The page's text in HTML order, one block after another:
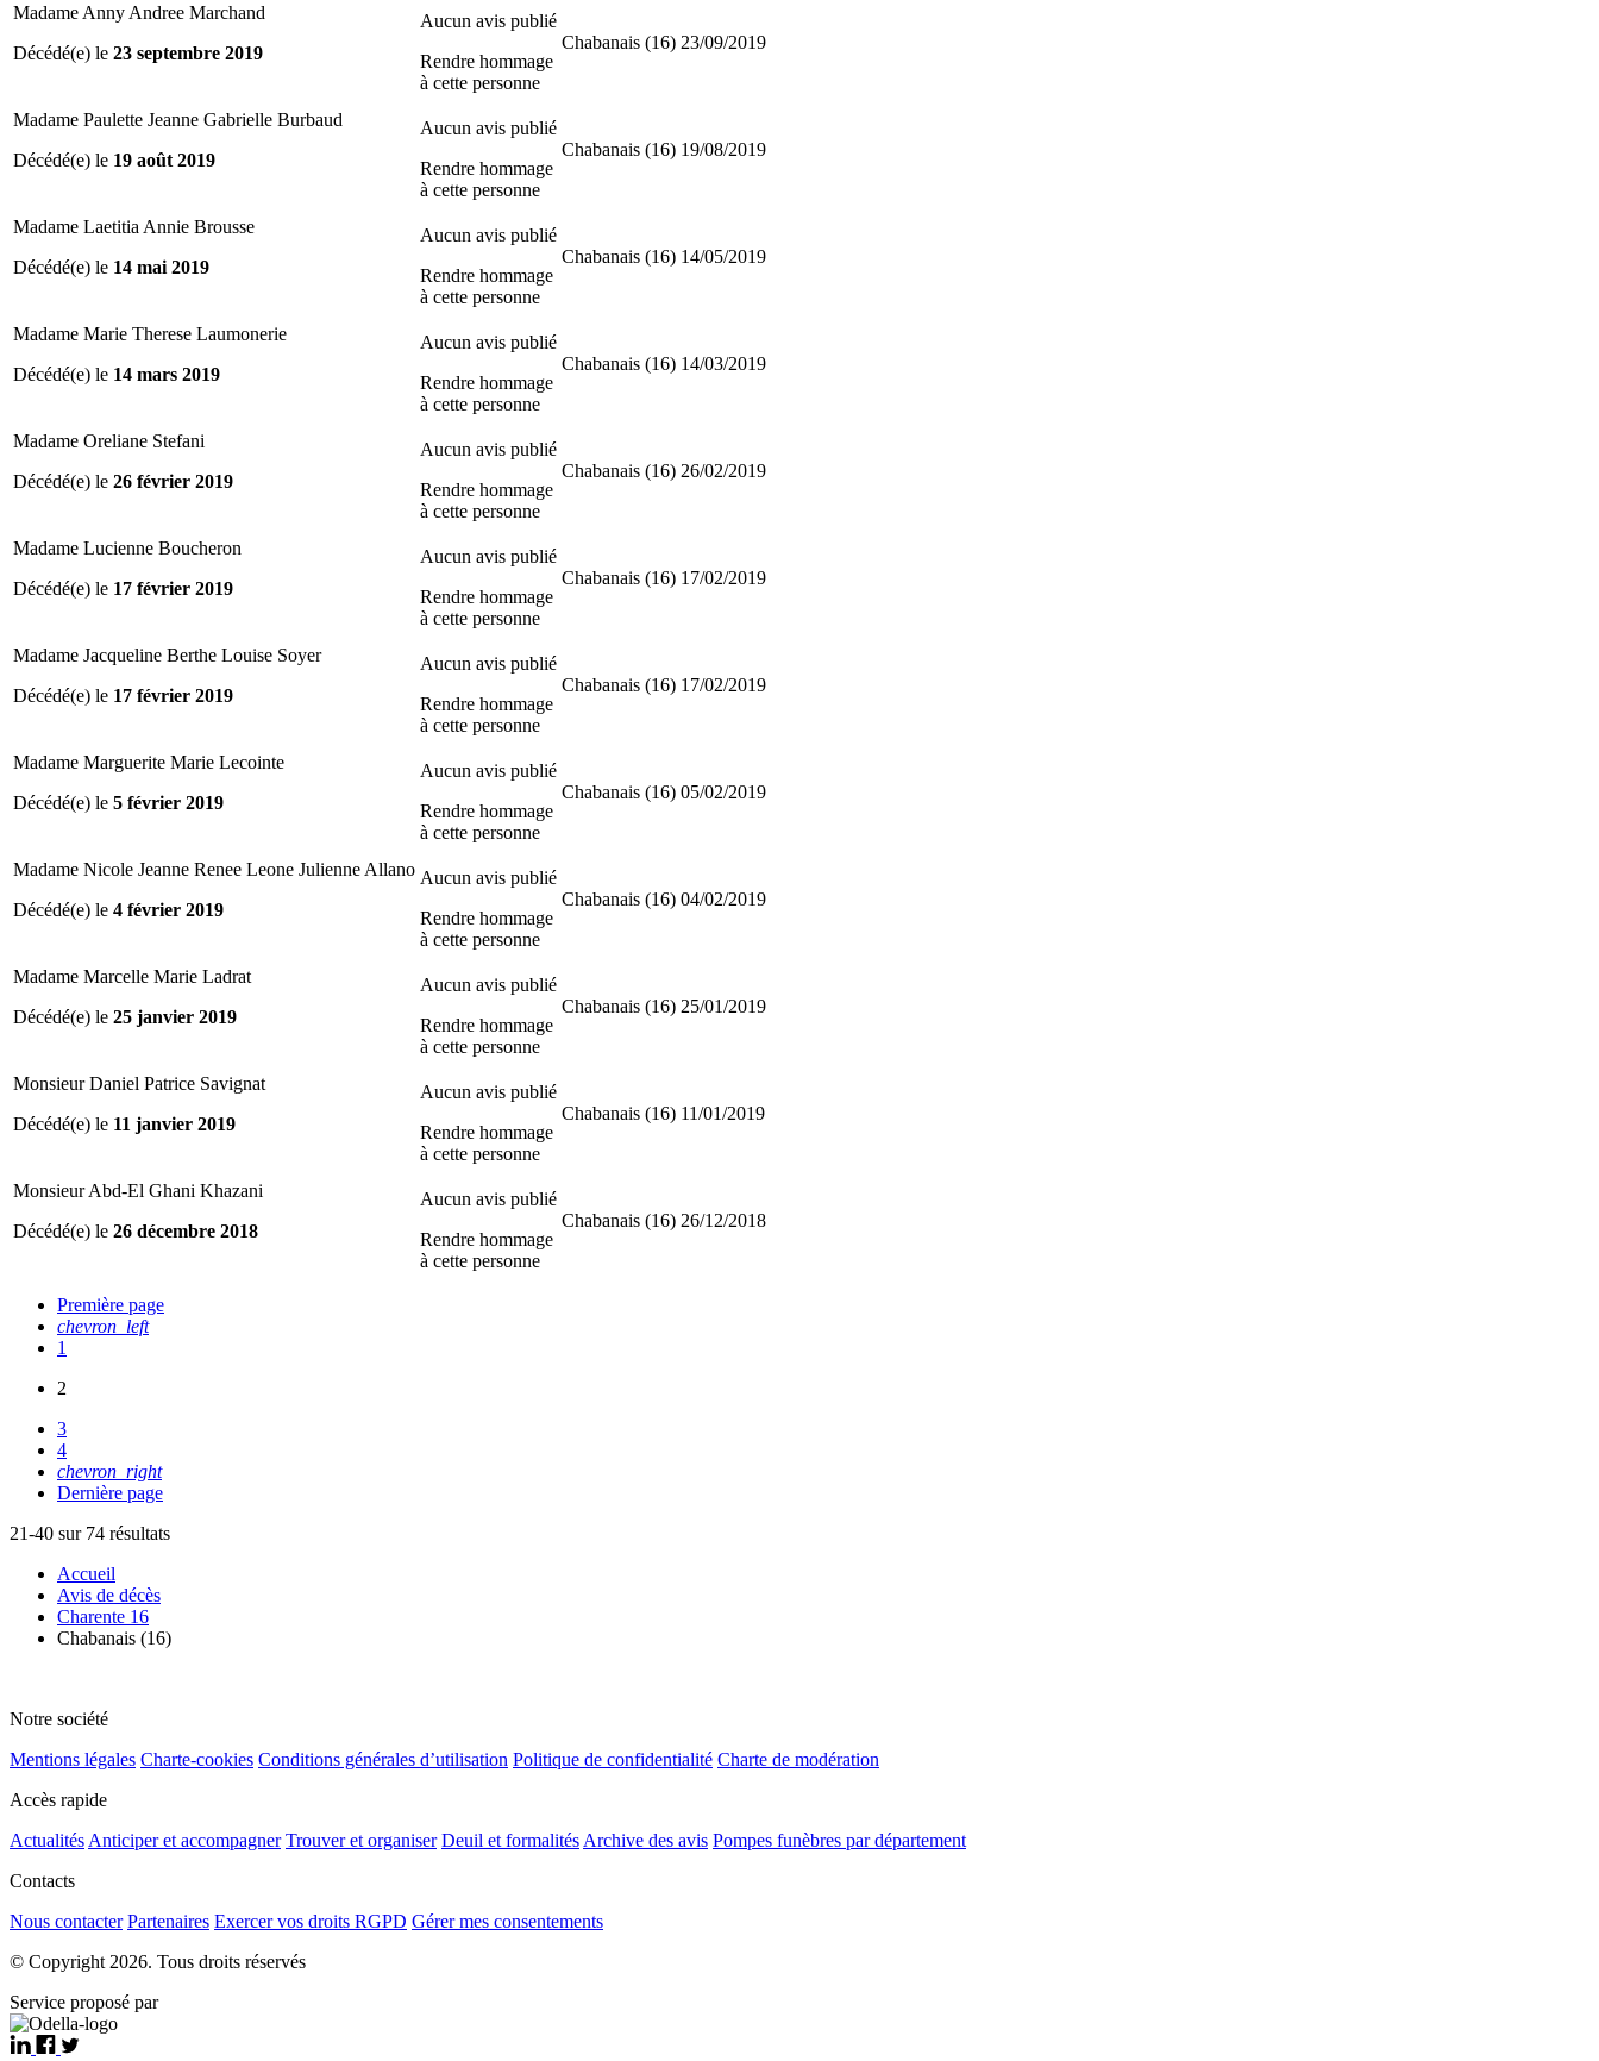
Madame Anny Andree Marchand
Décédé(e) le 23 septembre 2019
Aucun avis publié
Rendre hommage
à cette personne
Chabanais (16) 23/09/2019
Madame Paulette Jeanne Gabrielle Burbaud
Décédé(e) le 19 août 2019
Aucun avis publié
Rendre hommage
à cette personne
Chabanais (16) 19/08/2019
Madame Laetitia Annie Brousse
Décédé(e) le 14 mai 2019
Aucun avis publié
Rendre hommage
à cette personne
Chabanais (16) 14/05/2019
Madame Marie Therese Laumonerie
Décédé(e) le 14 mars 2019
Aucun avis publié
Rendre hommage
à cette personne
Chabanais (16) 14/03/2019
Madame Oreliane Stefani
Décédé(e) le 26 février 2019
Aucun avis publié
Rendre hommage
à cette personne
Chabanais (16) 26/02/2019
Madame Lucienne Boucheron
Décédé(e) le 17 février 2019
Aucun avis publié
Rendre hommage
à cette personne
Chabanais (16) 17/02/2019
Madame Jacqueline Berthe Louise Soyer
Décédé(e) le 17 février 2019
Aucun avis publié
Rendre hommage
à cette personne
Chabanais (16) 17/02/2019
Madame Marguerite Marie Lecointe
Décédé(e) le 5 février 2019
Aucun avis publié
Rendre hommage
à cette personne
Chabanais (16) 05/02/2019
Madame Nicole Jeanne Renee Leone Julienne Allano
Décédé(e) le 4 février 2019
Aucun avis publié
Rendre hommage
à cette personne
Chabanais (16) 04/02/2019
Madame Marcelle Marie Ladrat
Décédé(e) le 25 janvier 2019
Aucun avis publié
Rendre hommage
à cette personne
Chabanais (16) 25/01/2019
Monsieur Daniel Patrice Savignat
Décédé(e) le 11 janvier 2019
Aucun avis publié
Rendre hommage
à cette personne
Chabanais (16) 11/01/2019
Monsieur Abd-El Ghani Khazani
Décédé(e) le 26 décembre 2018
Aucun avis publié
Rendre hommage
à cette personne
Chabanais (16) 26/12/2018
Première page
chevron_left
1
2
3
4
chevron_right
Dernière page
21-40 sur 74 résultats
Accueil
Avis de décès
Charente 16
Chabanais (16)
Notre société
Mentions légales Charte-cookies Conditions générales d’utilisation Politique de confidentialité Charte de modération
Accès rapide
Actualités Anticiper et accompagner Trouver et organiser Deuil et formalités Archive des avis Pompes funèbres par département
Contacts
Nous contacter Partenaires Exercer vos droits RGPD Gérer mes consentements
© Copyright 2026. Tous droits réservés
Service proposé par